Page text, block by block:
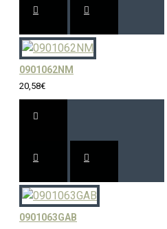
0901062NM
20,58€
0901063GAB